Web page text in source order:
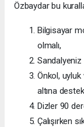
Özbaydar bu
Bilgisayar
olmalı,
Önkol, uyluk
altına
Dizler 90
Çalışırken